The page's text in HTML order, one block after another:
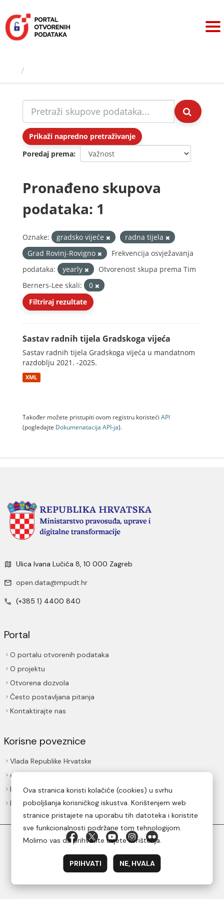
sadržaj
Prikaži napredno pretraživanje
Poredaj prema
Pronađeno skupova
podataka: 1
Oznake: gradsko vijeće
radna tijela
Grad Rovinj-Rovigno
Frekvencija osvježavanja
podataka:
yearly
Otvorenost skupa prema Tim
Berners-Lee skali:
0
Filtriraj rezultate
Sastav radnih tijela Gradskoga vijeća
Sastav radnih tijela Gradskoga vijeća u mandatnom
razdoblju 2021. -2025.
XML
Također možete pristupiti ovom registru koristeći API
(pogledajte Dokumenаtаcijа API-jа).